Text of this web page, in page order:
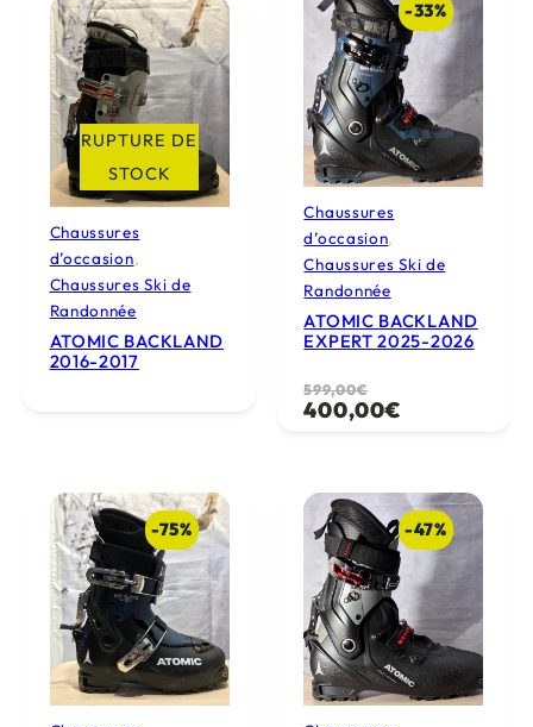
l
e
(
s
)
RUPTURE DE
STOCK
Chaussures
d’occasion
Chaussures Ski de
Randonnée
ATOMIC BACKLAND
2016-2017
-33%
Chaussures
d’occasion
Chaussures Ski de
Randonnée
ATOMIC BACKLAND
EXPERT 2025-2026
599,00€
L
e
n
i
t
i
400,00€
L
e
c
t
u
e
-75% -47%